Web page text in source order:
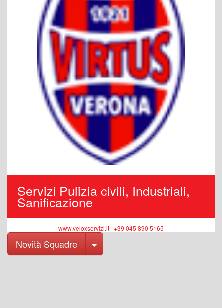
Servizi Pulizia civili, Industriali,
Sanificazione
www.veloxservizi.it - +39 045 890 5165
Novità Squadre Toggle Dropdown